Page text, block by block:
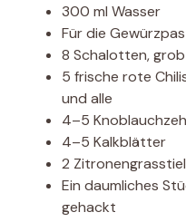
300 ml Wasser
Für die
8 Schalotten,
5 frische rote
und alle
4–5
4–5 Kalkblätter
2
Ein daumliches
gehackt